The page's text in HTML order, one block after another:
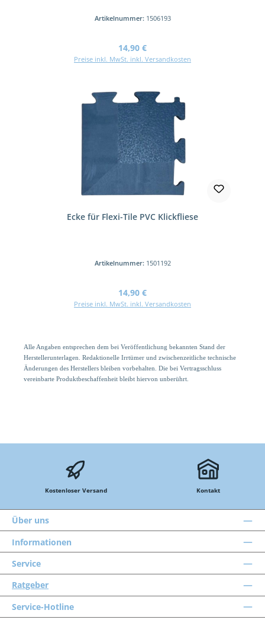
Artikelnummer: 1506193
Regulärer Preis:
14,90 €
Preise inkl. MwSt. inkl. Versandkosten
Ecke für Flexi-Tile PVC Klickfliese
Artikelnummer: 1501192
Regulärer Preis:
14,90 €
Preise inkl. MwSt. inkl. Versandkosten
Alle Angaben entsprechen dem bei Veröffentlichung bekannten Stand der
Herstellerunterlagen. Redaktionelle Irrtümer und zwischenzeitliche technische
Änderungen des Herstellers bleiben vorbehalten. Die bei Vertragsschluss
vereinbarte Produktbeschaffenheit bleibt hiervon unberührt.
Kostenloser Versand Kontakt
Über uns
Informationen
Service
Ratgeber
Service-Hotline